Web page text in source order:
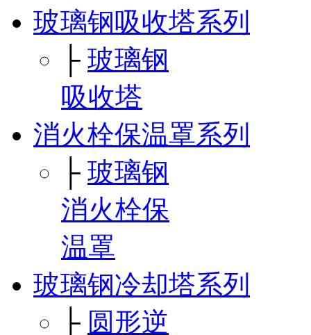
玻璃钢吸收塔系列
├ 玻璃钢
吸收塔
消火栓保温罩系列
├ 玻璃钢
消火栓保
温罩
玻璃钢冷却塔系列
├ 圆形逆